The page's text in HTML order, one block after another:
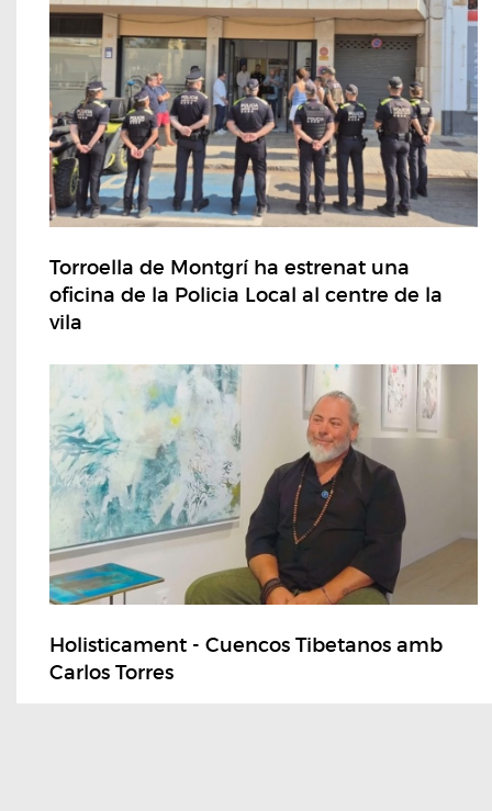
Torroella de Montgrí ha estrenat una
oficina de la Policia Local al centre de la
vila
Holisticament - Cuencos Tibetanos amb
Carlos Torres